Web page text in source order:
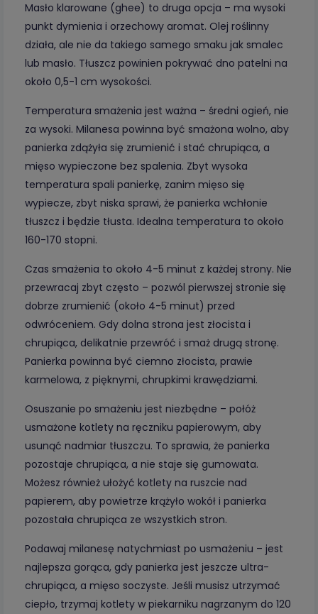
Masło klarowane (ghee) to druga opcja – ma wysoki
punkt dymienia i orzechowy aromat. Olej roślinny
działa, ale nie da takiego samego smaku jak smalec
lub masło. Tłuszcz powinien pokrywać dno patelni na
około 0,5-1 cm wysokości.
Temperatura smażenia jest ważna – średni ogień, nie
za wysoki. Milanesa powinna być smażona wolno, aby
panierka zdążyła się zrumienić i stać chrupiąca, a
mięso wypieczone bez spalenia. Zbyt wysoka
temperatura spali panierkę, zanim mięso się
wypiecze, zbyt niska sprawi, że panierka wchłonie
tłuszcz i będzie tłusta. Idealna temperatura to około
160-170 stopni.
Czas smażenia to około 4-5 minut z każdej strony. Nie
przewracaj zbyt często – pozwól pierwszej stronie się
dobrze zrumienić (około 4-5 minut) przed
odwróceniem. Gdy dolna strona jest złocista i
chrupiąca, delikatnie przewróć i smaż drugą stronę.
Panierka powinna być ciemno złocista, prawie
karmelowa, z pięknymi, chrupkimi krawędziami.
Osuszanie po smażeniu jest niezbędne – połóż
usmażone kotlety na ręczniku papierowym, aby
usunąć nadmiar tłuszczu. To sprawia, że panierka
pozostaje chrupiąca, a nie staje się gumowata.
Możesz również ułożyć kotlety na ruszcie nad
papierem, aby powietrze krążyło wokół i panierka
pozostała chrupiąca ze wszystkich stron.
Podawaj milanesę natychmiast po usmażeniu – jest
najlepsza gorąca, gdy panierka jest jeszcze ultra-
chrupiąca, a mięso soczyste. Jeśli musisz utrzymać
ciepło, trzymaj kotlety w piekarniku nagrzanym do 120